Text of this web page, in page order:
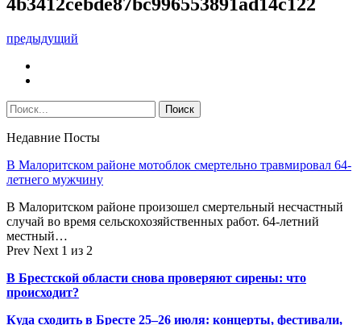
предыдущий
Недавние Посты
В Малоритском районе мотоблок смертельно травмировал 64-
летнего мужчину
В Малоритском районе произошел смертельный несчастный
случай во время сельскохозяйственных работ. 64-летний
местный…
Prev Next 1 из 2
В Брестской области снова проверяют сирены: что
происходит?
Куда сходить в Бресте 25–26 июля: концерты, фестивали,